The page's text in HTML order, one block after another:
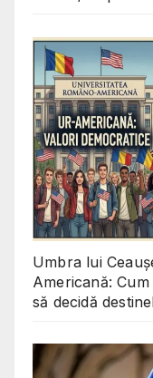
Umbra lui
Americană:
să decidă